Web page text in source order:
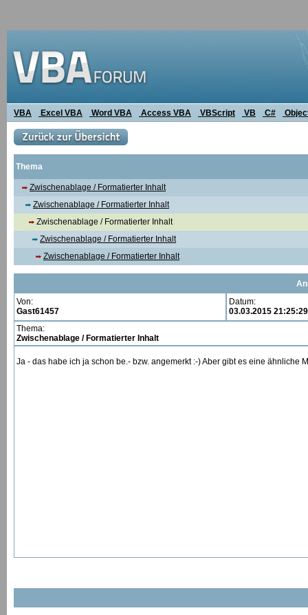
VBA Excel VBA Word VBA Access VBA VBScript VB C#
Thema
Zwischenablage / Formatierter Inhalt
Zwischenablage / Formatierter Inhalt
Zwischenablage / Formatierter Inhalt
Zwischenablage / Formatierter Inhalt
Zwischenablage / Formatierter Inhalt
Von:
Gast61457
Datum:
03.03.2015 21:25:29
Thema:
Zwischenablage / Formatierter Inhalt
Ja - das habe ich ja schon be.- bzw. angemerkt :-) Aber gibt es eine ähnliche